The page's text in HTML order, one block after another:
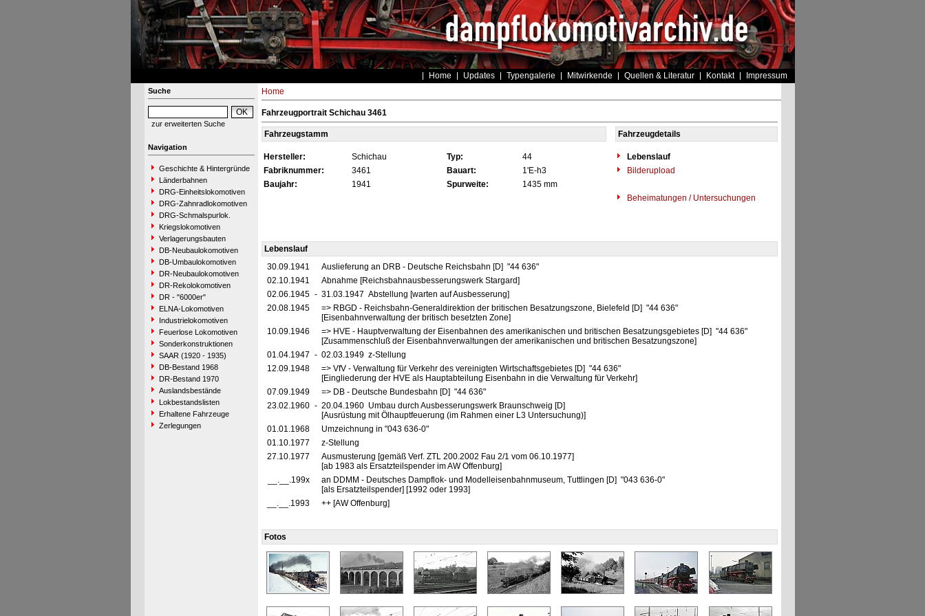
Home Updates Typengalerie Mitwirkende Quellen & Literatur Kontakt Impressum
Suche
zur erweiterten Suche
Navigation
Geschichte & Hintergründe
Länderbahnen
DRG-Einheitslokomotiven
DRG-Zahnradlokomotiven
DRG-Schmalspurlok.
Kriegslokomotiven
Verlagerungsbauten
DB-Neubaulokomotiven
DB-Umbaulokomotiven
DR-Neubaulokomotiven
DR-Rekolokomotiven
DR - "6000er"
ELNA-Lokomotiven
Industrielokomotiven
Feuerlose Lokomotiven
Sonderkonstruktionen
SAAR (1920 - 1935)
DB-Bestand 1968
DR-Bestand 1970
Auslandsbestände
Lokbestandslisten
Erhaltene Fahrzeuge
Zerlegungen
Home
Fahrzeugportrait Schichau 3461
Fahrzeugstamm Fahrzeugdetails
Hersteller: Schichau Typ: 44
Lebenslauf
Fabriknummer:
3461 Bauart: 1'E-h3
Bilderupload
Baujahr:
1941 Spurweite:
1435 mm
Beheimatungen / Untersuchungen
Lebenslauf
30.09.1941
Auslieferung an DRB - Deutsche Reichsbahn [D] "44 636"
02.10.1941
Abnahme [Reichsbahnausbesserungswerk Stargard]
02.06.1945 - 31.03.1947 Abstellung [warten auf Ausbesserung]
20.08.1945
=> RBGD - Reichsbahn-Generaldirektion der britischen Besatzungszone, Bielefeld [D] "44 636"
[Eisenbahnverwaltung der britisch besetzten Zone]
10.09.1946
=> HVE - Hauptverwaltung der Eisenbahnen des amerikanischen und britischen Besatzungsgebietes [D] "44 636"
[Zusammenschluß der Eisenbahnverwaltungen der amerikanischen und britischen Besatzungszone]
01.04.1947 - 02.03.1949 z-Stellung
12.09.1948
=> VfV - Verwaltung für Verkehr des vereinigten Wirtschaftsgebietes [D] "44 636"
[Eingliederung der HVE als Hauptabteilung Eisenbahn in die Verwaltung für Verkehr]
07.09.1949
=> DB - Deutsche Bundesbahn [D] "44 636"
23.02.1960 - 20.04.1960 Umbau durch Ausbesserungswerk Braunschweig [D]
[Ausrüstung mit Ölhauptfeuerung (im Rahmen einer L3 Untersuchung)]
01.01.1968
Umzeichnung in "043 636-0"
01.10.1977
z-Stellung
27.10.1977
Ausmusterung [gemäß Verf. ZTL 200.2002 Fau 2/1 vom 06.10.1977]
[ab 1983 als Ersatzteilspender im AW Offenburg]
__.__.199x
an DDMM - Deutsches Dampflok- und Modelleisenbahnmuseum, Tuttlingen [D] "043 636-0"
[als Ersatzteilspender] [1992 oder 1993]
__.__.1993
++ [AW Offenburg]
Fotos